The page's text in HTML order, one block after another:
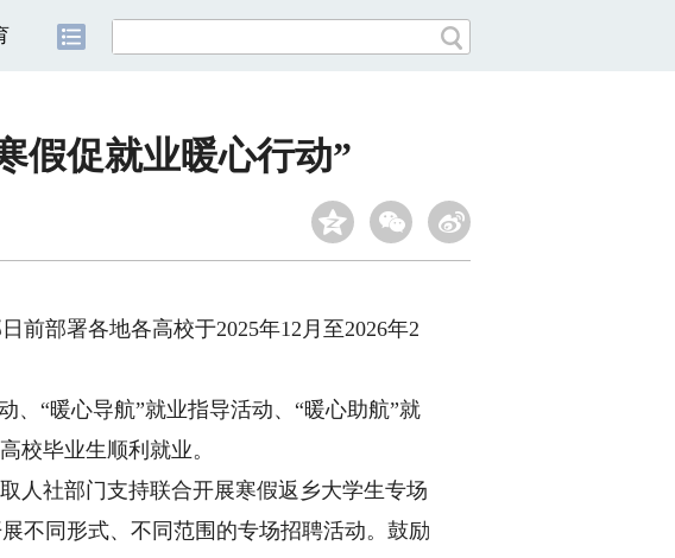
假促就业暖心行动”
部署各地各高校于2025年12月至2026年2
“暖心导航”就业指导活动、“暖心助航”就
校毕业生顺利就业。
社部门支持联合开展寒假返乡大学生专场
不同形式、不同范围的专场招聘活动。鼓励